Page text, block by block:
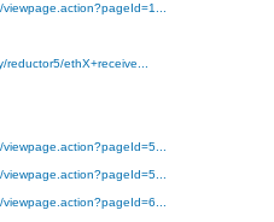
ethX+receive...